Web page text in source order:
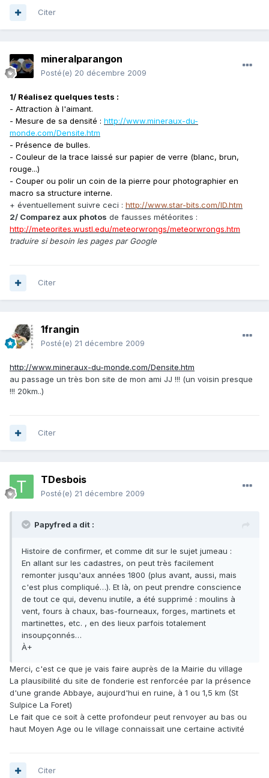
Citer
mineralparangon
Posté(e) 20 décembre 2009
1/ Réalisez quelques tests :
- Attraction à l'aimant.
- Mesure de sa densité : http://www.mineraux-du-
monde.com/Densite.htm
- Présence de bulles.
- Couleur de la trace laissé sur papier de verre (blanc, brun,
rouge...)
- Couper ou polir un coin de la pierre pour photographier en
macro sa structure interne.
+ éventuellement suivre ceci : http://www.star-bits.com/ID.htm
2/ Comparez aux photos de fausses météorites :
http://meteorites.wustl.edu/meteorwrongs/meteorwrongs.htm
traduire si besoin les pages par Google
Citer
1frangin
Posté(e) 21 décembre 2009
http://www.mineraux-du-monde.com/Densite.htm
au passage un très bon site de mon ami JJ !!! (un voisin presque
!!! 20km..)
Citer
TDesbois
Posté(e) 21 décembre 2009
Papyfred a dit :
Histoire de confirmer, et comme dit sur le sujet jumeau :
En allant sur les cadastres, on peut très facilement
remonter jusqu'aux années 1800 (plus avant, aussi, mais
c'est plus compliqué…). Et là, on peut prendre conscience
de tout ce qui, devenu inutile, a été supprimé : moulins à
vent, fours à chaux, bas-fourneaux, forges, martinets et
martinettes, etc. , en des lieux parfois totalement
insoupçonnés…
À+
Merci, c'est ce que je vais faire auprès de la Mairie du village
La plausibilité du site de fonderie est renforcée par la présence
d'une grande Abbaye, aujourd'hui en ruine, à 1 ou 1,5 km (St
Sulpice La Foret)
Le fait que ce soit à cette profondeur peut renvoyer au bas ou
haut Moyen Age ou le village connaissait une certaine activité
Citer